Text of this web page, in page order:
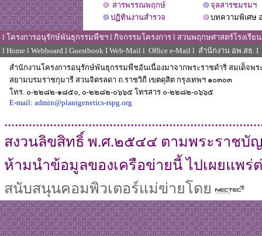
สารพรรณพฤกษ์
ปฏิทินงานสำรวจ
จุลสารชมรมฯ
บทความพิเศษ
l โครงการอนุรักษ์พันธุกรรมพืชฯ l กิจกรรมโครงการ l สวนพฤกษศาสตร์โรงเรียน
l Home l Webboard l Guestbook I Web-Mail l Office e-Mail l สำนักงาน อพ.สธ. I
สำนักงานโครงการอนุรักษ์พันธุกรรมพืชอันเนื่องมาจากพระราชดำริ สมเด็จพร
สยามบรมราชกุมารี สวนจิตรลดา ถ.ราชวิถี เขตดุสิต กรุงเทพฯ ๑๐๓๐๓
โทร. ๐-๒๒๘๒-๑๘๕๐, ๐-๒๒๘๒-๐๖๖๕ โทรสาร ๐-๒๒๘๒-๐๖๖๕
E-mail: admin@plantgenetics-rspg.org
สงวนลิขสิทธิ์ พ.ศ.๒๕๔๔ ตามพระราช
ห้ามนำข้อมูลของเครือข่ายนี้ ไปเผยแพ
สนับสนุนคอมพิวเตอร์แม่ข่ายโดย